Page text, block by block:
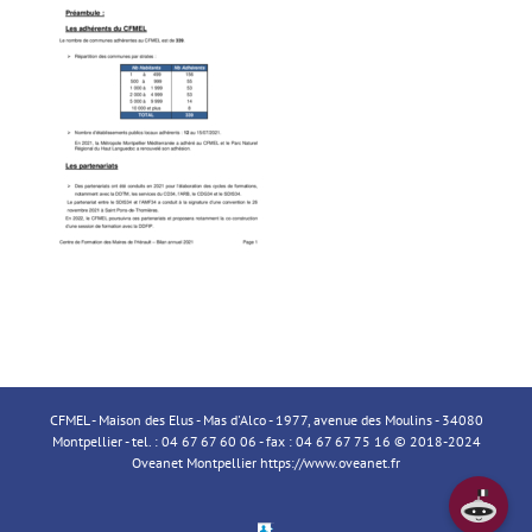
CFMEL - Maison des Elus - Mas d'Alco - 1977, avenue des Moulins - 34080
Montpellier - tel. : 04 67 67 60 06 - fax : 04 67 67 75 16 © 2018-2024
Oveanet Montpellier https://www.oveanet.fr
Espace